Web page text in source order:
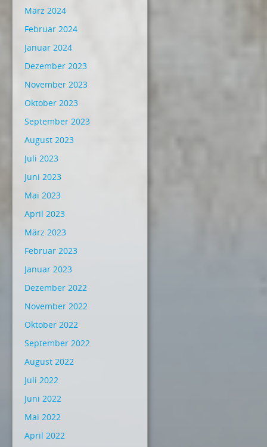
März 2024
Februar 2024
Januar 2024
Dezember 2023
November 2023
Oktober 2023
September 2023
August 2023
Juli 2023
Juni 2023
Mai 2023
April 2023
März 2023
Februar 2023
Januar 2023
Dezember 2022
November 2022
Oktober 2022
September 2022
August 2022
Juli 2022
Juni 2022
Mai 2022
April 2022